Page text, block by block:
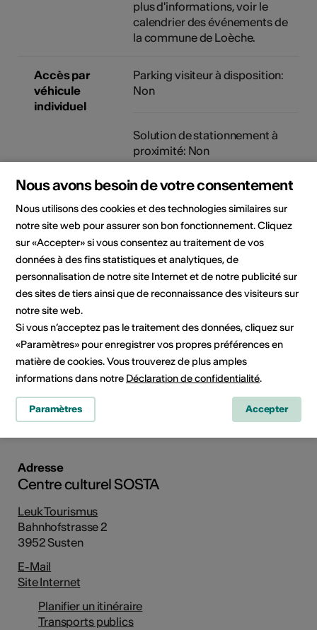
plus d'informations, voir le
calendrier des événements de
la commune de Loèche.
Accès par
véhicule
individuel
Parking visiteur à disposition:
Non
Solution de stationnement à
proximité: Non
Localisation
Bahnhofstrasse 2, 3952 Susten
Planifier un itinéraire
Adresse
Centre culturel SOSTA
Leuk Tourismus
Bahnhofstrasse 2
3952 Susten
E-Mail
Site Internet
Planifier un itinéraire
Transports publics
Nous avons besoin de votre consentement
Nous utilisons des cookies et des technologies similaires sur
notre site web pour assurer son bon fonctionnement. Cliquez
sur «Accepter» si vous consentez au traitement de vos
données à des fins statistiques et analytiques, de
personnalisation de notre site Internet et de notre publicité sur
des sites de tiers ainsi que de reconnaissance des visiteurs sur
notre site web.
Si vous n’acceptez pas le traitement des données, cliquez sur
«Paramètres» pour enregistrer vos propres préférences en
matière de cookies. Vous trouverez de plus amples
informations dans notre Déclaration de confidentialité.
Paramètres Accepter